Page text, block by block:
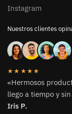
Instagram
Nuestros clientes
★★★★★
«Hermosos
llego a tiempo y
Iris P.